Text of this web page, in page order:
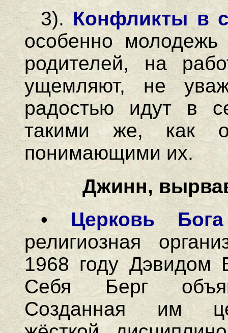
3). Конфликты в
особенно
родителей, на
ущемляют, не
радостью идут в
такими же, как
понимающими их.
Джинн,
• Церковь
религиозная
1968 году
Себя Берг
Созданная им